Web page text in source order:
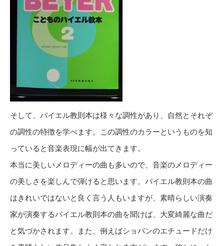
そして、バイエル教則本は様々な調性があり、自然とそれぞ
の調性の特徴を学べます。この調性のカラーというものを知
っていると音楽表現に幅が出てきます。
本当に美しいメロディーの曲も多いので、音楽のメロディー
の美しさを楽しんで弾けると思います。バイエル教則本の曲
はきれいではないと良く言う人もいますが、素晴らしい演奏
家が演奏するバイエル教則本の曲を聞けば、大変綺麗な曲だ
と気づかされます。また、例えばショパンのエチュードだけ